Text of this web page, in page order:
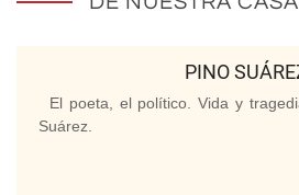
PINO
El poeta, el político. Vida y
Suárez.